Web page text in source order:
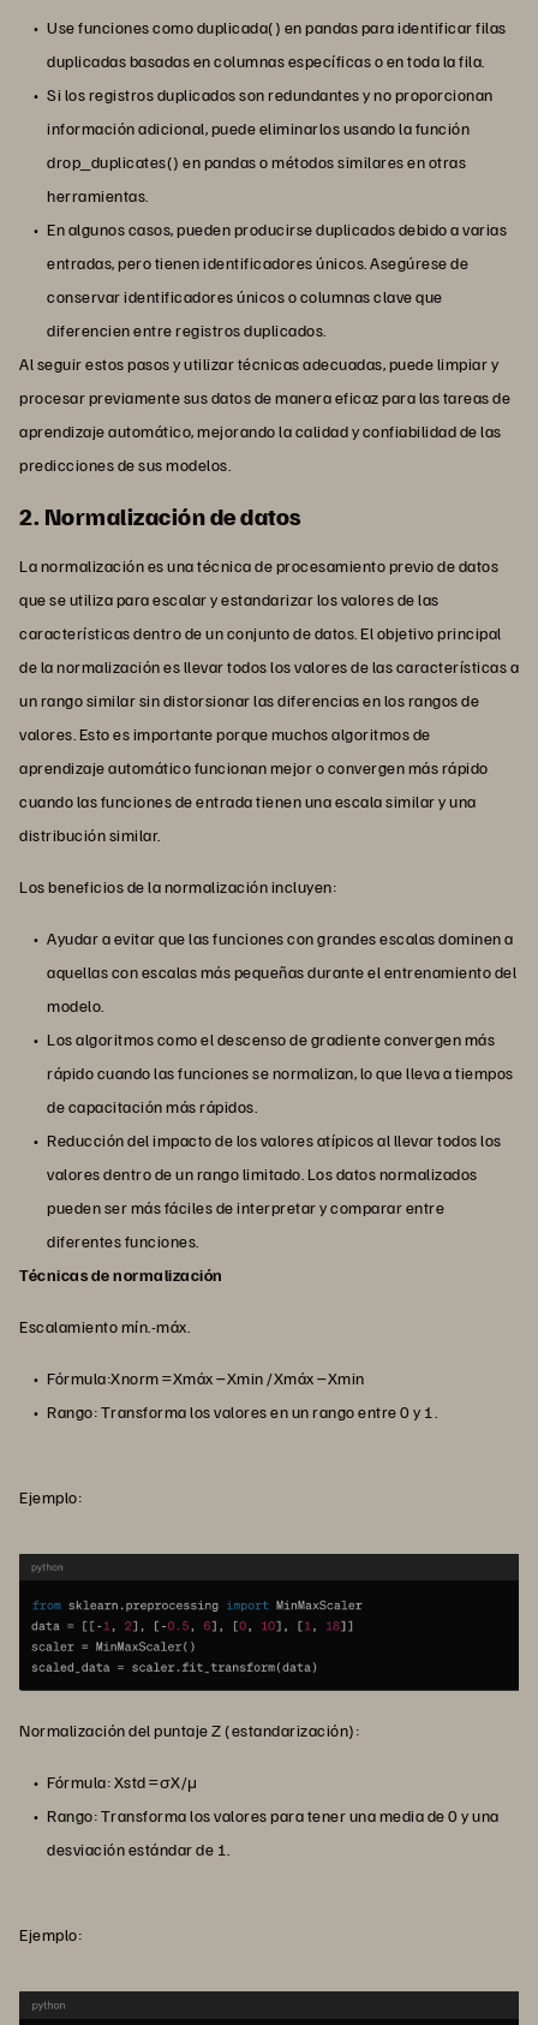
Use funciones como duplicada() en pandas para identificar filas
duplicadas basadas en columnas específicas o en toda la fila.
Si los registros duplicados son redundantes y no proporcionan
información adicional, puede eliminarlos usando la función
drop_duplicates() en pandas o métodos similares en otras
herramientas.
En algunos casos, pueden producirse duplicados debido a varias
entradas, pero tienen identificadores únicos. Asegúrese de
conservar identificadores únicos o columnas clave que
diferencien entre registros duplicados.
Al seguir estos pasos y utilizar técnicas adecuadas, puede limpiar y
procesar previamente sus datos de manera eficaz para las tareas de
aprendizaje automático, mejorando la calidad y confiabilidad de las
predicciones de sus modelos.
2. Normalización de datos
La normalización es una técnica de procesamiento previo de datos
que se utiliza para escalar y estandarizar los valores de las
características dentro de un conjunto de datos. El objetivo principal
de la normalización es llevar todos los valores de las características a
un rango similar sin distorsionar las diferencias en los rangos de
valores. Esto es importante porque muchos algoritmos de
aprendizaje automático funcionan mejor o convergen más rápido
cuando las funciones de entrada tienen una escala similar y una
distribución similar.
Los beneficios de la normalización incluyen:
Ayudar a evitar que las funciones con grandes escalas dominen a
aquellas con escalas más pequeñas durante el entrenamiento del
modelo.
Los algoritmos como el descenso de gradiente convergen más
rápido cuando las funciones se normalizan, lo que lleva a tiempos
de capacitación más rápidos.
Reducción del impacto de los valores atípicos al llevar todos los
valores dentro de un rango limitado. Los datos normalizados
pueden ser más fáciles de interpretar y comparar entre
diferentes funciones.
Técnicas de normalización
Escalamiento mín.-máx.
Fórmula:Xnorm =Xmáx −Xmin /Xmáx −Xmin
Rango: Transforma los valores en un rango entre 0 y 1.
Ejemplo:
Normalización del puntaje Z (estandarización):
Fórmula: Xstd =σX/μ
Rango: Transforma los valores para tener una media de 0 y una
desviación estándar de 1.
Ejemplo: